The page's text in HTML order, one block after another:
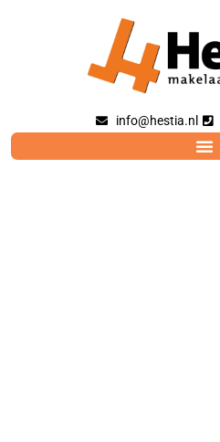
info@hestia.nl